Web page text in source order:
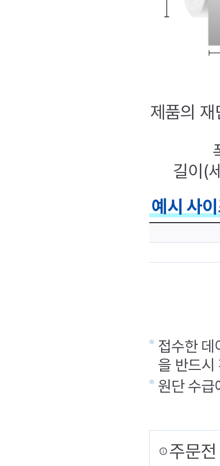
제품의
길이(
예시 사
접수한 데
을 반드시
원단 수급
주문